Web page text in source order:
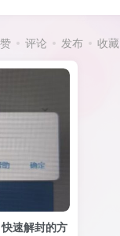
评论 发布 收藏
速解封的方